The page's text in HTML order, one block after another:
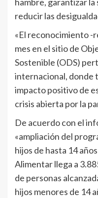
reducir las
«El reconocimiento -
mes en el sitio de
Sostenible (ODS)
internacional, donde
impacto positivo de
crisis abierta por la
De acuerdo con el
«ampliación del
hijos de hasta 14
Alimentar llega a
de personas
hijos menores de 14